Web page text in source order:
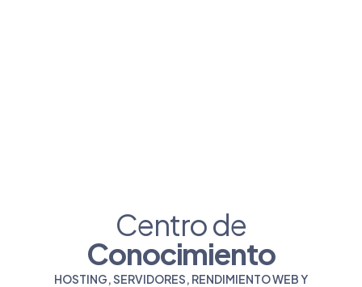
Centro de
Conocimiento
HOSTING, SERVIDORES, RENDIMIENTO WEB Y